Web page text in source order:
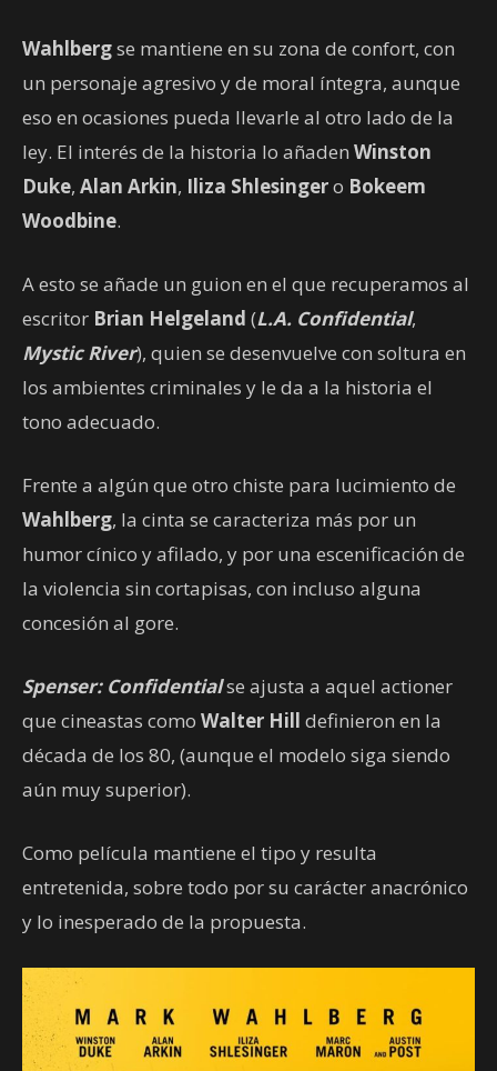
Wahlbergse mantiene en su zona de confort, con
un personaje agresivo y de moral íntegra, aunque
eso en ocasiones pueda llevarle al otro lado de la
ley. El interés de la historia lo añaden Winston
Duke, Alan Arkin, Iliza Shlesingero Bokeem
Woodbine.
A esto se añade un guion en el que recuperamos al
escritor Brian Helgeland (L.A. Confidential,
Mystic River), quien se desenvuelve con soltura en
los ambientes criminales y le da a la historia el
tono adecuado.
Frente a algún que otro chiste para lucimiento de
Wahlberg, la cinta se caracteriza más por un
humor cínico y afilado, y por una escenificación de
la violencia sin cortapisas, con incluso alguna
concesión al gore.
Spenser: Confidentialse ajusta a aquel actioner
que cineastas como Walter Hill definieron en la
década de los 80, (aunque el modelo siga siendo
aún muy superior).
Como película mantiene el tipo y resulta
entretenida, sobre todo por su carácter anacrónico
y lo inesperado de la propuesta.